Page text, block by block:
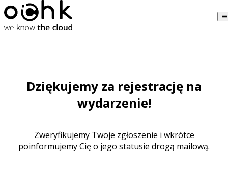
Dziękujemy za rejestrację na
wydarzenie!
Zweryfikujemy Twoje zgłoszenie i wkrótce
poinformujemy Cię o jego statusie drogą mailową.